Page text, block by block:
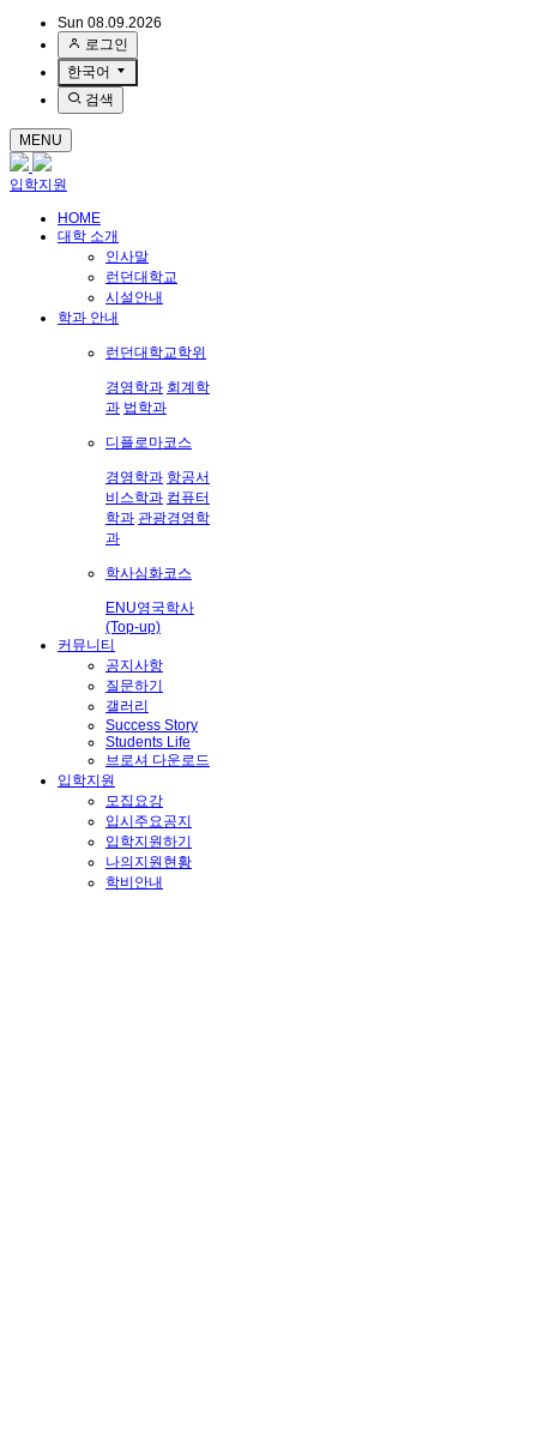
Sun 08.09.2026
로그인
한국어
검색
MENU
입학지원
HOME
대학 소개
인사말
런던대학교
시설안내
학과 안내
런던대학교학위
경영학과 회계학
과 법학과
디플로마코스
경영학과 항공서
비스학과 컴퓨터
학과 관광경영학
과
학사심화코스
ENU영국학사
(Top-up)
커뮤니티
공지사항
질문하기
갤러리
Success Story
Students Life
브로셔 다운로드
입학지원
모집요강
입시주요공지
입학지원하기
나의지원현황
학비안내